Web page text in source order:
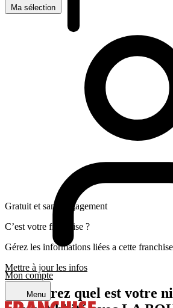
Ma sélection
Mon compte
Menu
Gratuit et sans engagement
C’est votre franchise ?
Gérez les informations liées a cette franchise
Mettre à jour les infos
Découvrez quel est votre